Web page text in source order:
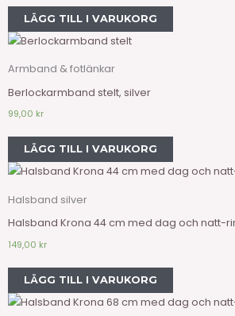
LÄGG TILL I VARUKORG
Armband & fotlänkar
Berlockarmband stelt, silver
99,00 kr
LÄGG TILL I VARUKORG
Halsband silver
Halsband Krona 44 cm med dag och natt-
149,00 kr
LÄGG TILL I VARUKORG